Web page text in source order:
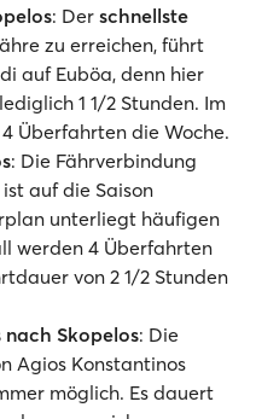
: Der schnellste
zu erreichen, führt
auf Euböa, denn hier
1 1/2 Stunden. Im
Überfahrten die Woche.
: Die Fährverbindung
auf die Saison
unterliegt häufigen
werden 4 Überfahrten
von 2 1/2 Stunden
Skopelos: Die
Agios Konstantinos
möglich. Es dauert